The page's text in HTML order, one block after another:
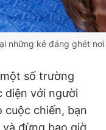
những kẻ đáng ghét
số trường
diện với người
cuộc chiến, bạn
đừng bao giờ